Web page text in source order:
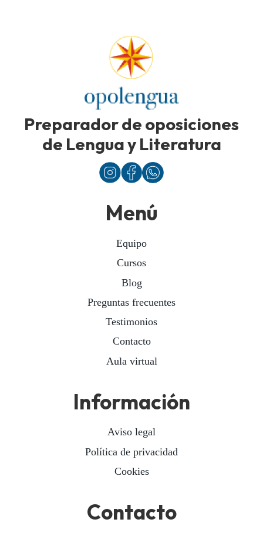
Preparador de oposiciones
de Lengua y Literatura
Menú
Equipo
Cursos
Blog
Preguntas frecuentes
Testimonios
Contacto
Aula virtual
Información
Aviso legal
Política de privacidad
Cookies
Contacto